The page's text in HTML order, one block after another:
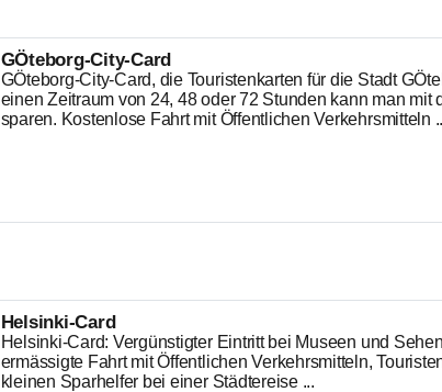
GÖteborg-City-Card
GÖteborg-City-Card, die Touristenkarten für die Stadt
einen Zeitraum von 24, 48 oder 72 Stunden kann man mit
sparen. Kostenlose Fahrt mit Öffentlichen Verkehrsmitteln
Helsinki-Card
Helsinki-Card: Vergünstigter Eintritt bei Museen und
ermässigte Fahrt mit Öffentlichen Verkehrsmitteln,
kleinen Sparhelfer bei einer Städtereise ...